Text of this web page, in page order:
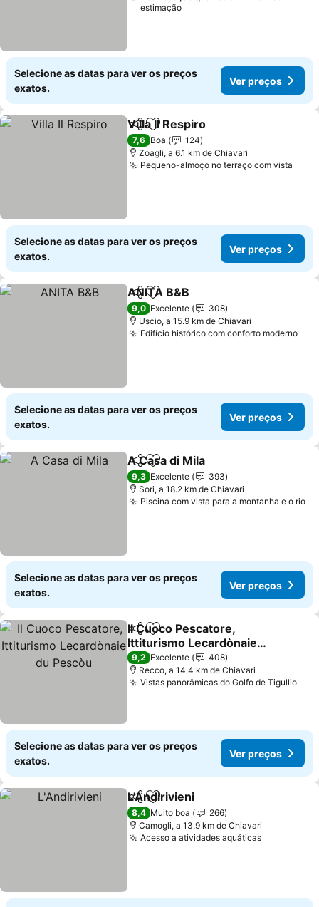
estimação
Selecione as datas para ver os preços
exatos.
Ver preços
PartilharAdicionar aos favoritos
Villa Il Respiro
7,6 Boa
124
Zoagli, a 6.1 km de Chiavari
Pequeno-almoço no terraço com vista
Selecione as datas para ver os preços
exatos.
Ver preços
PartilharAdicionar aos favoritos
ANITA B&B
9,0 Excelente
308
Uscio, a 15.9 km de Chiavari
Edifício histórico com conforto moderno
Selecione as datas para ver os preços
exatos.
Ver preços
PartilharAdicionar aos favoritos
A Casa di Mila
9,3 Excelente
393
Sori, a 18.2 km de Chiavari
Piscina com vista para a montanha e o rio
Selecione as datas para ver os preços
exatos.
Ver preços
PartilharAdicionar aos favoritos
Il Cuoco Pescatore,
Ittiturismo Lecardònaie
du Pescòu
9,2 Excelente
408
Recco, a 14.4 km de Chiavari
Vistas panorâmicas do Golfo de Tigullio
Selecione as datas para ver os preços
exatos.
Ver preços
PartilharAdicionar aos favoritos
L'Andirivieni
8,4 Muito boa
266
Camogli, a 13.9 km de Chiavari
Acesso a atividades aquáticas